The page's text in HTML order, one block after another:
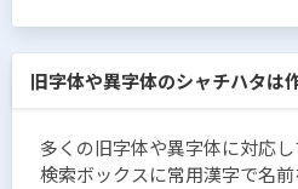
旧字体や異字体のシャチハタは
多くの旧字体や異字体に対応し
検索ボックスに常用漢字で名